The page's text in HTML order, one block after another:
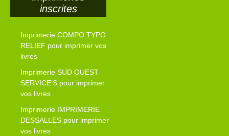
inscrites
Imprimerie COMPO TYPO
RELIEF pour imprimer vos
livres
Imprimerie SUD OUEST
SERVICE’S pour imprimer
vos livres
Imprimerie IMPRIMERIE
DESSALLES pour imprimer
vos livres